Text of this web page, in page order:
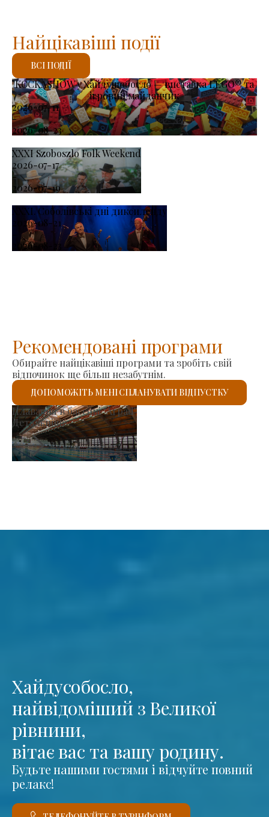
KOCKASHOW у Хайдушобосло — виставка LEGO® та
ігровий майданчик
2026-07-11
-
2026-08-23
XXXI Szoboszlo Folk Weekend
2026-07-17
-
2026-07-19
XXXI. Соболівські дні диксиленду
2026-08-21
-
2026-08-23
Найцікавіші події
ВСІ ПОДІЇ
Рекомендовані програми
Обирайте найцікавіші програми та зробіть свій
відпочинок ще більш незабутнім.
ДОПОМОЖІТЬ МЕНІ СПЛАНУВАТИ ВІДПУСТКУ
Ринок виробників
Детальніше
Хайдусобосло,
найвідоміший з Великої
рівнини,
вітає вас та вашу родину.
Будьте нашими гостями і відчуйте повний
релакс!